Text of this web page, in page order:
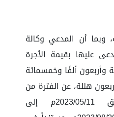
وبما أن المدعي وكالة
عليها بقيمة الأجرة
ثلاثة وأربعون ألفًا وخمسمائة
هللة، عن الفترة من
1444/10/21هـ الموافق 2023/05/11م إلى